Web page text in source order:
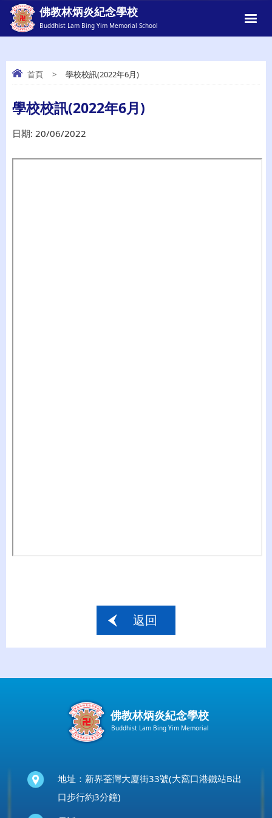
佛教林炳炎紀念學校
Buddhist Lam Bing Yim Memorial School
學校校訊(2022年6月)
首頁 > 學校校訊(2022年6月)
學校校訊(2022年6月)
日期: 20/06/2022
返回
佛教林炳炎紀念學校
Buddhist Lam Bing Yim Memorial
地址：新界荃灣大廈街33號(大窩口港鐵站B出
口步行約3分鐘)